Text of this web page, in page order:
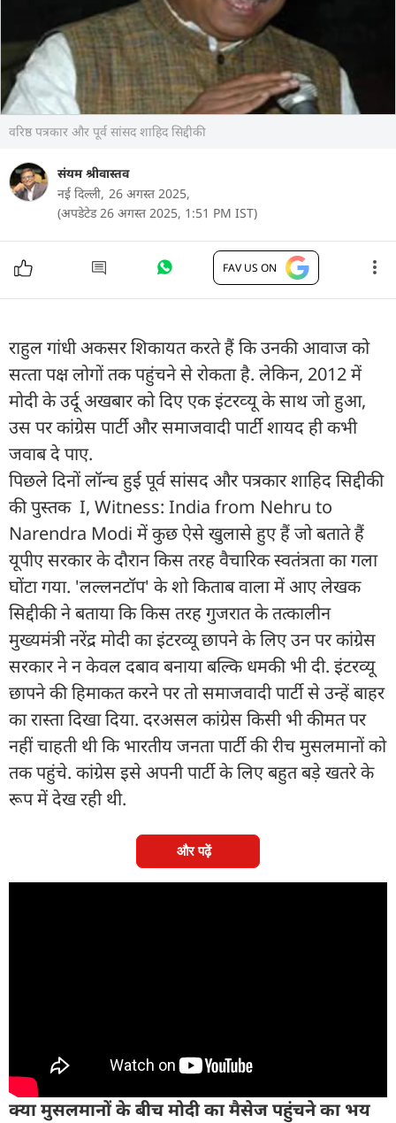
वरिष्ठ पत्रकार और पूर्व सांसद शाहिद सिद्दीकी
संयम श्रीवास्तव
नई दिल्ली, 26 अगस्त 2025,
(अपडेटेड 26 अगस्त 2025, 1:51 PM IST)
FAV US ON
राहुल गांधी अकसर शिकायत करते हैं कि उनकी आवाज को
सत्‍ता पक्ष लोगों तक पहुंचने से रोकता है. लेकिन, 2012 में
मोदी के उर्दू अखबार को दिए एक इंटरव्‍यू के साथ जो हुआ,
उस पर कांग्रेस पार्टी और समाजवादी पार्टी शायद ही कभी
जवाब दे पाए.
पिछले दिनों लॉन्च हुई पूर्व सांसद और पत्रकार शाहिद सिद्दीकी
की पुस्तक I, Witness: India from Nehru to
Narendra Modi में कुछ ऐसे खुलासे हुए हैं जो बताते हैं
यूपीए सरकार के दौरान किस तरह वैचारिक स्वतंत्रता का गला
घोंटा गया. 'लल्लनटॉप' के शो किताब वाला में आए लेखक
सिद्दीकी ने बताया कि किस तरह गुजरात के तत्कालीन
मुख्यमंत्री नरेंद्र मोदी का इंटरव्यू छापने के लिए उन पर कांग्रेस
सरकार ने न केवल दबाव बनाया बल्कि धमकी भी दी. इंटरव्यू
छापने की हिमाकत करने पर तो समाजवादी पार्टी से उन्हें बाहर
का रास्ता दिखा दिया. दरअसल कांग्रेस किसी भी कीमत पर
नहीं चाहती थी कि भारतीय जनता पार्टी की रीच मुसलमानों को
तक पहुंचे. कांग्रेस इसे अपनी पार्टी के लिए बहुत बड़े खतरे के
रूप में देख रही थी.
और पढ़ें
क्‍या मुसलमानों के बीच मोदी का मैसेज पहुंचने का भय